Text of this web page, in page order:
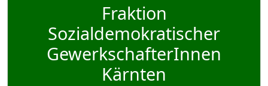
Fraktion
Sozialdemokratischer
GewerkschafterInnen
Kärnten